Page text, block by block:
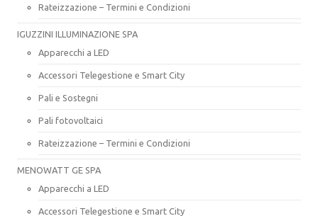
Rateizzazione – Termini e Condizioni
IGUZZINI ILLUMINAZIONE SPA
Apparecchi a LED
Accessori Telegestione e Smart City
Pali e Sostegni
Pali fotovoltaici
Rateizzazione – Termini e Condizioni
MENOWATT GE SPA
Apparecchi a LED
Accessori Telegestione e Smart City